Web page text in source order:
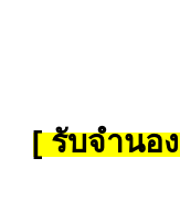
[ รับจำนอ